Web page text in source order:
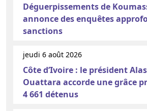
Déguerpissements de
annonce des enquêtes
sanctions
jeudi 6 août 2026
Côte d’Ivoire : le président
Ouattara accorde une grâce
4 661 détenus